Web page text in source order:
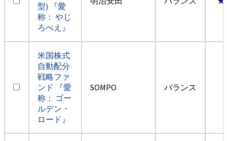
型) 『愛
称： やじ
ろべえ』
米国株式
自動配分
戦略ファ
ンド 『愛
称： ゴー
ルデン・
ロード』
SOMPO バランス